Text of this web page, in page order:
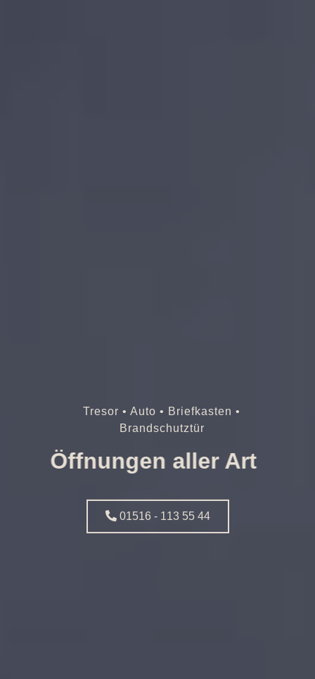
Tresor • Auto • Briefkasten •
Brandschutztür
Öffnungen aller Art
01516 - 113 55 44